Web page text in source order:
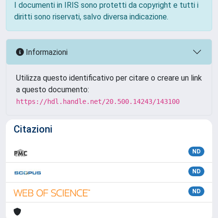
I documenti in IRIS sono protetti da copyright e tutti i
diritti sono riservati, salvo diversa indicazione.
Informazioni
Utilizza questo identificativo per citare o creare un link
a questo documento:
https://hdl.handle.net/20.500.14243/143100
Citazioni
ND
ND
ND